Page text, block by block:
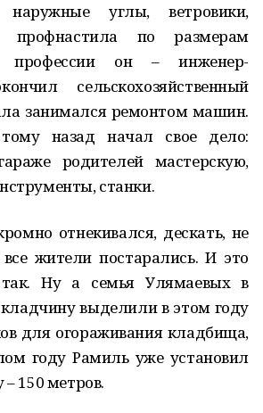
углы, ветровики,
профнастила по размерам
профессии он – инженер-
сельскохозяйственный
занимался ремонтом машин.
назад начал свое дело:
родителей мастерскую,
станки.
отнекивался, дескать, не
жители постарались. И это
так. Ну а семья Улямаевых в
выделили в этом году
для огораживания кладбища,
году Рамиль уже установил
150 метров.